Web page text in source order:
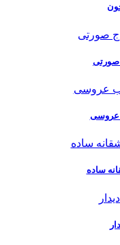
صورتی
عروسی
ساده